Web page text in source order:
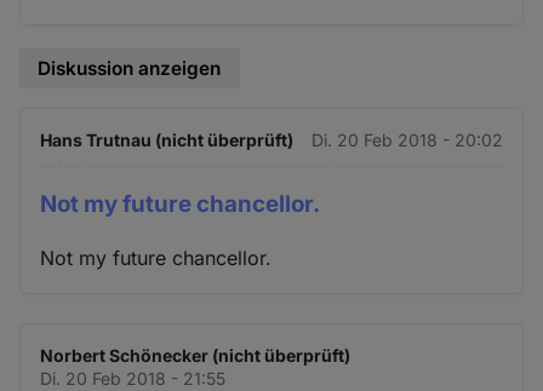
Diskussion anzeigen
Hans Trutnau (nicht überprüft) Di. 20 Feb 2018 - 20:02
Not my future chancellor.
Not my future chancellor.
Norbert Schönecker (nicht überprüft)
Di. 20 Feb 2018 - 21:55